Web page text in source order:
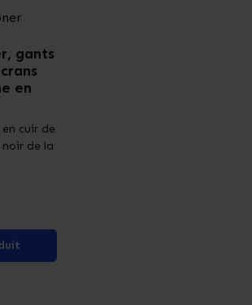
gants
en
cuir de
noir de la